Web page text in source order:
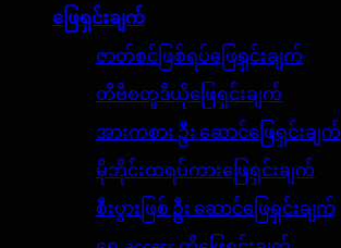
ဖြေရှင်းချက်
ဇာတ်စင်ဖြစ်ရပ်ဖြေရှင်းချက်
တီဗီစတူဒီယိုဖြေရှင်းချက်
အားကစား ဦး ဆောင်ဖြေရှင်းချက်
မိုဘိုင်းထရပ်ကားဖြေရှင်းချက်
စီးပွားဖြစ် ဦး ဆောင်ဖြေရှင်းချက်